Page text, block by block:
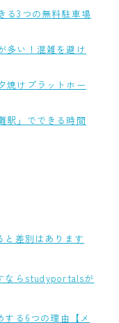
る3つの無料駐車場
多い！混雑を避け
焼けプラットホー
駅」でできる時間
と差別はあります
ならstudyportalsが
する6つの理由【メ